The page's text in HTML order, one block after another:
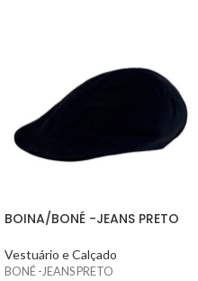
BOINA/BONÉ -JEANS PRETO
Vestuário e Calçado
BONÉ -JEANS PRETO